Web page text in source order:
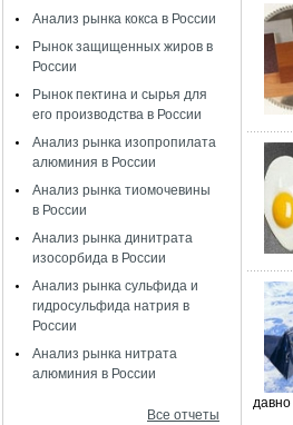
Анализ рынка кокса в России
Рынок защищенных жиров в
России
Рынок пектина и сырья для
его производства в России
Анализ рынка изопропилата
алюминия в России
Анализ рынка тиомочевины
в России
Анализ рынка динитрата
изосорбида в России
Анализ рынка сульфида и
гидросульфида натрия в
России
Анализ рынка нитрата
алюминия в России
Все отчеты
давно